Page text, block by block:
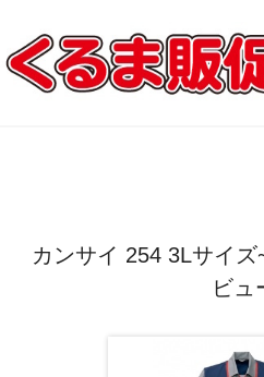
カンサイ 254 3Lサイ
ビュ